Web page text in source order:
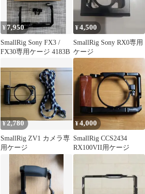
¥7,950
SmallRig Sony FX3 /
FX30専用ケージ 4183B
¥4,500
SmallRig Sony RX0専用
ケージ
¥2,780
SmallRig ZV1 カメラ専
用ケージ
¥4,000
SmallRig CCS2434
RX100VII用ケージ